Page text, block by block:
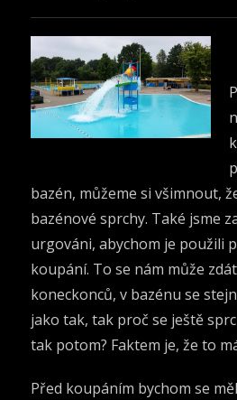
bazén, můžeme si všimnout,
bazénové sprchy. Také jsme
urgováni, abychom je použili
koupání. To se nám může
koneckonců, v bazénu se
jako tak, tak proč se ještě
tak potom? Faktem je, že to
Před koupáním bychom se